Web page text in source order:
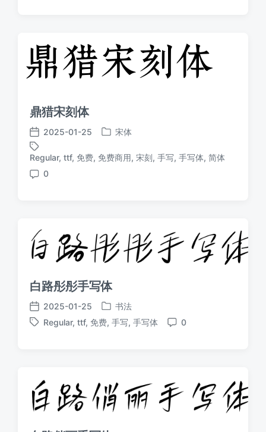
鼎猎宋刻体
发
布
日
期
2025-01-25
发
于
宋体
标
签
Regular, ttf, 免费, 免费商用, 宋刻, 手写, 手写体, 简体
评
0
白路彤彤手写体
发
布
2025-01-25
发
布
书法
标
Regular, ttf, 免费, 手写, 手写体
评
0